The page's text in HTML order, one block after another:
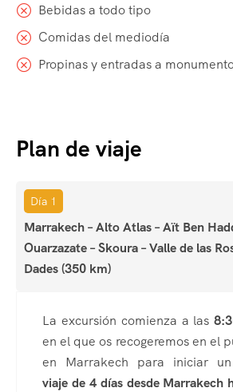
Bebidas a todo tipo
Comidas del mediodía
Propinas y entradas a
Plan de viaje
Día 1
Marrakech – Alto Atlas – Aït Ben
Ouarzazate – Skoura – Valle de las
Dades (350 km)
La excursión comienza a las
en el que os recogeremos en el
en Marrakech para iniciar un
viaje de 4 días desde Marrakech